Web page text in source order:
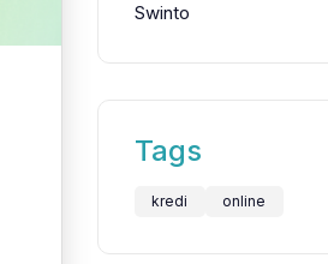
Swinto
Tags
kredi online